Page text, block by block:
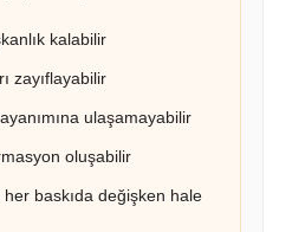
kalabilir
zayıflayabilir
ulaşamayabilir
oluşabilir
baskıda değişken hale